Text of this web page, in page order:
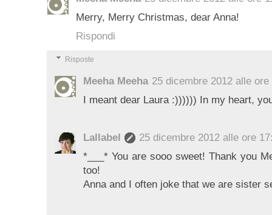
Merry, Merry Christmas, dear Anna!
Rispondi
Risposte
Meeha Meeha 25 dicembre 2012 alle ore
I meant dear Laura :)))))) In my heart,
Lallabel
25 dicembre 2012 alle ore
*___* You are sooo sweet! Thank you
too!
Anna and I often joke that we are sister